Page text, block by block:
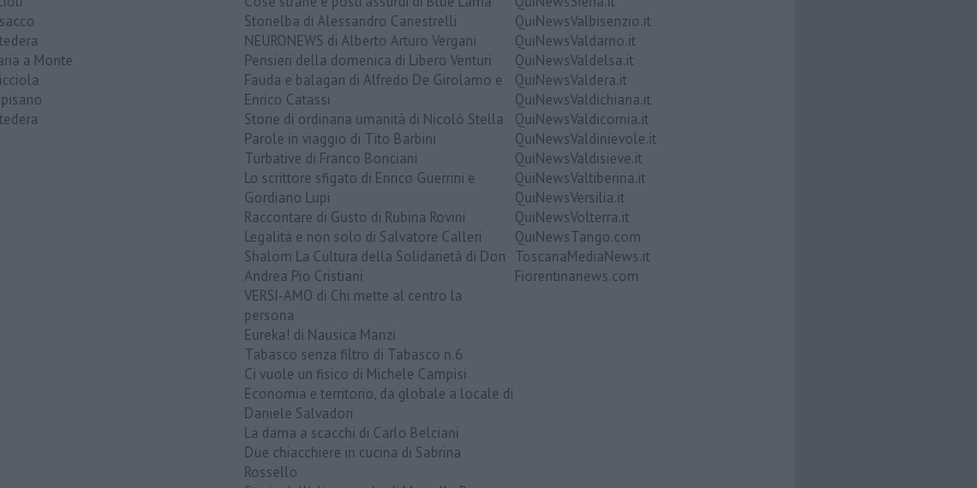
a Monte
Storielba di Alessandro Canestrelli
NEURONEWS di Alberto Arturo Vergani
Pensieri della domenica di Libero Venturi
Fauda e balagan di Alfredo De Girolamo e
Enrico Catassi
Storie di ordinaria umanità di Nicolò Stella
Parole in viaggio di Tito Barbini
Turbative di Franco Bonciani
Lo scrittore sfigato di Enrico Guerrini e
Gordiano Lupi
Raccontare di Gusto di Rubina Rovini
Legalità e non solo di Salvatore Calleri
Shalom La Cultura della Solidarietà di Don
Andrea Pio Cristiani
VERSI-AMO di Chi mette al centro la
persona
Eureka! di Nausica Manzi
Tabasco senza filtro di Tabasco n.6
Ci vuole un fisico di Michele Campisi
Economia e territorio, da globale a locale di
Daniele Salvadori
La dama a scacchi di Carlo Belciani
Due chiacchiere in cucina di Sabrina
Rossello
QuiNewsValbisenzio.it
QuiNewsValdarno.it
QuiNewsValdelsa.it
QuiNewsValdera.it
QuiNewsValdichiana.it
QuiNewsValdicornia.it
QuiNewsValdinievole.it
QuiNewsValdisieve.it
QuiNewsValtiberina.it
QuiNewsVersilia.it
QuiNewsVolterra.it
QuiNewsTango.com
ToscanaMediaNews.it
Fiorentinanews.com